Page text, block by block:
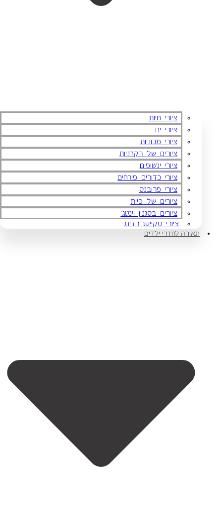
ציורי חיות
ציורי ים
ציורי מכוניות
ציורים של רקדניות
ציורי ינשופים
ציורי כדורים פורחים
ציורי פרובנס
ציורים של פיות
ציורים בסגנון וינטג'
ציורי סקייטבורדינג
תאורה לחדרי ילדים